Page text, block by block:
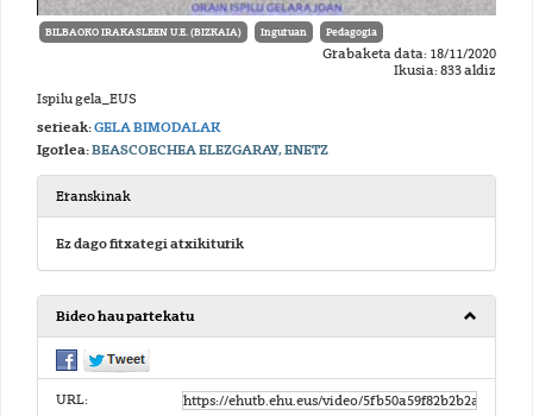
BILBAOKO IRAKASLEEN U.E. (BIZKAIA) Inguruan Pedagogia
Grabaketa data: 18/11/2020
Ikusia: 833 aldiz
Ispilu gela_EUS
serieak:GELA BIMODALAK
Igorlea:BEASCOECHEA ELEZGARAY, ENETZ
Eranskinak
Ez dago fitxategi atxikiturik
Bideo hau partekatu
URL: